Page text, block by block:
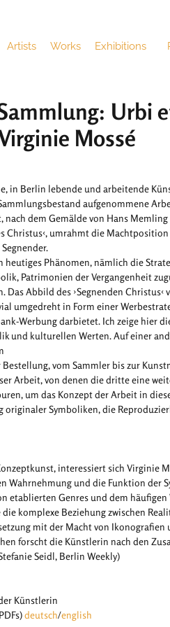
Artists Works Exhibitions
Urbi
Mossé
in Berlin lebende und arbeitende
aufgenommene
dem Gemälde von Hans Memling
Christus‹, umrahmt die
heutiges Phänomen, nämlich die
Patrimonien der Vergangenheit
Das Abbild des ›Segnenden Christus‹
umgedreht in Form einer
Werbung darbietet. Ich zeige hier
und kulturellen Werten. Auf einer
vom Sammler bis zur
Arbeit, von denen die dritte eine
um das Konzept der Arbeit in
originaler Symboliken, die
interessiert sich Virginie
Wahrnehmung und die Funktion der
etablierten Genres und dem häufigen
die komplexe Beziehung zwischen
mit der Macht von Ikonografien
forscht die Künstlerin nach den
Seidl, Berlin Weekly)
Künstlerin
deutsch/english